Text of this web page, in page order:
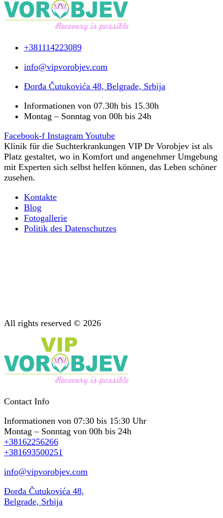
+381114223089
info@vipvorobjev.com
Đorđa Čutukovića 48, Belgrade, Srbija
Informationen von 07.30h bis 15.30h
Montag – Sonntag von 00h bis 24h
Facebook-f Instagram Youtube
Klinik für die Suchterkrankungen VIP Dr Vorobjev ist als
Platz gestaltet, wo in Komfort und angenehmer Umgebung
mit Experten sich selbst helfen können, das Leben schöner
zusehen.
Kontakte
Blog
Fotogallerie
Politik des Datenschutzes
All rights reserved © 2026
Contact Info
Informationen von 07:30 bis 15:30 Uhr
Montag – Sonntag von 00h bis 24h
+38162256266
+381693500251
info@vipvorobjev.com
Đorđa Čutukovića 48,
Belgrade, Srbija